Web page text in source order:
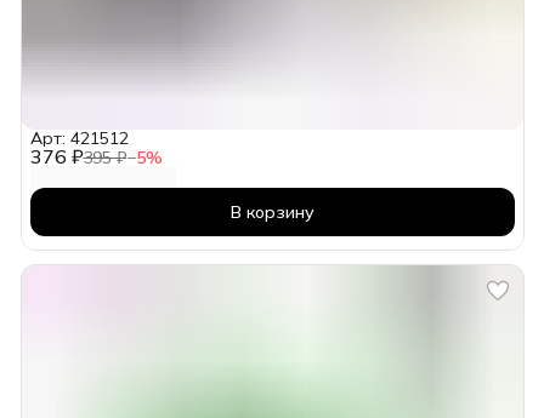
376 ₽395 ₽−5%
Арт: 421512
В корзину